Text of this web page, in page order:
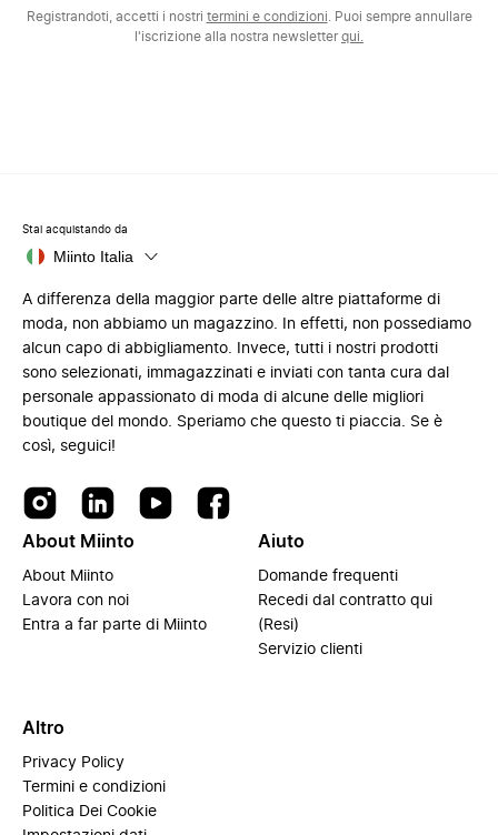
Registrandoti, accetti i nostri termini e condizioni . Puoi sempre annullare
l'iscrizione alla nostra newsletterqui.
Stai acquistando da
Miinto Italia
A differenza della maggior parte delle altre piattaforme di
moda, non abbiamo un magazzino. In effetti, non possediamo
alcun capo di abbigliamento. Invece, tutti i nostri prodotti
sono selezionati, immagazzinati e inviati con tanta cura dal
personale appassionato di moda di alcune delle migliori
boutique del mondo. Speriamo che questo ti piaccia. Se è
così, seguici!
About Miinto
About Miinto
Lavora con noi
Entra a far parte di Miinto
Aiuto
Domande frequenti
Recedi dal contratto qui
(Resi)
Servizio clienti
Altro
Privacy Policy
Termini e condizioni
Politica Dei Cookie